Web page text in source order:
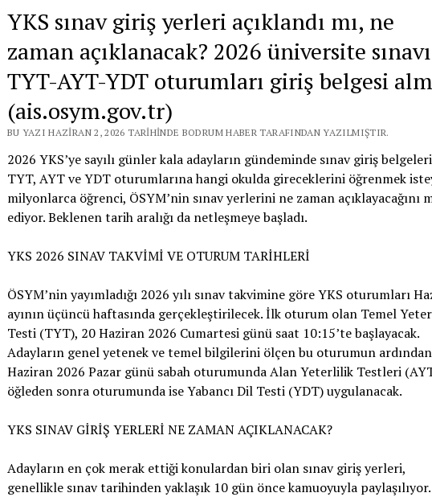
YKS sınav giriş yerleri açıklandı mı, ne
zaman açıklanacak? 2026 üniversite sınavı
TYT-AYT-YDT oturumları giriş belgesi
(ais.osym.gov.tr)
BU YAZI HAZIRAN 2, 2026 TARIHINDE BODRUM HABER TARAFINDAN YAZILMIŞTIR.
2026 YKS’ye sayılı günler kala adayların gündeminde sınav giriş
TYT, AYT ve YDT oturumlarına hangi okulda gireceklerini öğrenmek
milyonlarca öğrenci, ÖSYM’nin sınav yerlerini ne zaman açıklayacağını
ediyor. Beklenen tarih aralığı da netleşmeye başladı.
YKS 2026 SINAV TAKVİMİ VE OTURUM TARİHLERİ
ÖSYM’nin yayımladığı 2026 yılı sınav takvimine göre YKS oturumları
ayının üçüncü haftasında gerçekleştirilecek. İlk oturum olan Temel
Testi (TYT), 20 Haziran 2026 Cumartesi günü saat 10:15’te başlayacak.
Adayların genel yetenek ve temel bilgilerini ölçen bu oturumun
Haziran 2026 Pazar günü sabah oturumunda Alan Yeterlilik Testleri
öğleden sonra oturumunda ise Yabancı Dil Testi (YDT) uygulanacak.
YKS SINAV GİRİŞ YERLERİ NE ZAMAN AÇIKLANACAK?
Adayların en çok merak ettiği konulardan biri olan sınav giriş yerleri,
genellikle sınav tarihinden yaklaşık 10 gün önce kamuoyuyla paylaşılıyor.